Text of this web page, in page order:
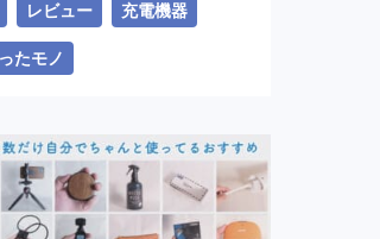
レビュー 充電機器
たモノ